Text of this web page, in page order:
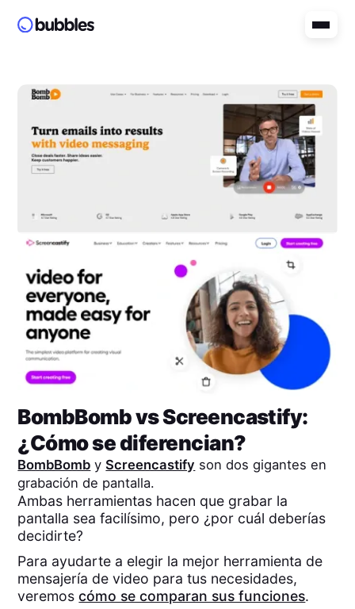
BombBombvsScreencastify:
¿Cómo se diferencian?
BombBomb yScreencastify son dos gigantes en
grabación de pantalla.
Ambas herramientas hacen que grabar la
pantalla sea facilísimo, pero ¿por cuál deberías
decidirte?
Para ayudarte a elegir la mejor herramienta de
mensajería de video para tus necesidades,
veremoscómo se comparan sus funciones.